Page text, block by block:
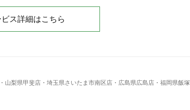
ス詳細はこちら
梨県甲斐店・埼玉県さいたま市南区店・広島県広島店・福岡県飯塚